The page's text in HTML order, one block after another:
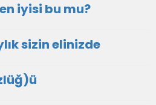
iyisi bu mu?
sizin elinizde